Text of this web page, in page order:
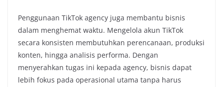
Penggunaan TikTok agency juga membantu bisnis
dalam menghemat waktu. Mengelola akun TikTok
secara konsisten membutuhkan perencanaan, produksi
konten, hingga analisis performa. Dengan
menyerahkan tugas ini kepada agency, bisnis dapat
lebih fokus pada operasional utama tanpa harus